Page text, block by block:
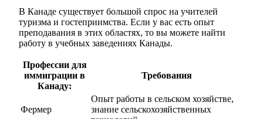
В Канаде существует большой спрос на учителей
туризма и гостеприимства. Если у вас есть опыт
преподавания в этих областях, то вы можете найти
работу в учебных заведениях Канады.
Профессии для
иммиграции в
Канаду:
Требования
Фермер
Опыт работы в сельском хозяйстве,
знание сельскохозяйственных